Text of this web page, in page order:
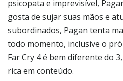
psicopata e imprevisível,
gosta de sujar suas mãos e
subordinados, Pagan tenta
todo momento, inclusive o
Far Cry 4 é bem diferente do
rica em conteúdo.